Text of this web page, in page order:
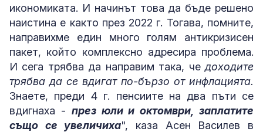
икономиката. И начинът това да бъде решено
наистина е както през 2022 г. Тогава, помните,
направихме един много голям антикризисен
пакет, който комплексно адресира проблема.
И сега трябва да направим така, чедоходите
трябва да се вдигат по-бързо от инфлацията.
Знаете, преди 4 г. пенсиите на два пъти се
вдигнаха - през юли и октомври, заплатите
също се увеличиха", каза Асен Василев в